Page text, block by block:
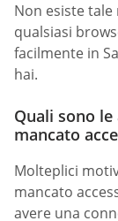
Non esiste
qualsiasi
facilmente in
hai.
Quali sono
mancato
Molteplici
mancato
avere una